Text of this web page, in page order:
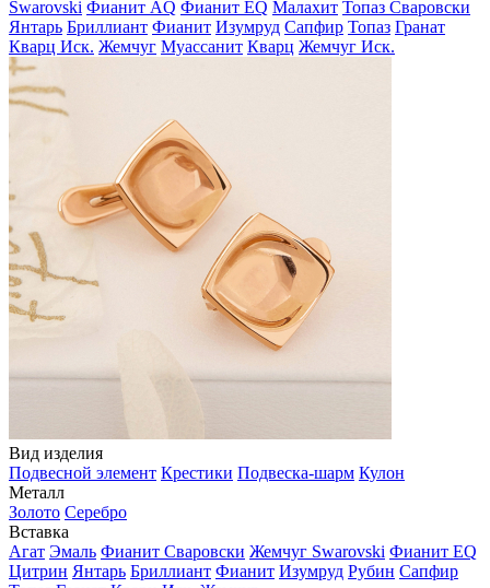
Swarovski Фианит AQ Фианит EQ Малахит Топаз Сваровски
Янтарь Бриллиант Фианит Изумруд Сапфир Топаз Гранат
Кварц Иск. Жемчуг Муассанит Кварц Жемчуг Иск.
Вид изделия
Подвесной элемент Крестики Подвеска-шарм Кулон
Металл
Золото Серебро
Вставка
Агат Эмаль Фианит Сваровски Жемчуг Swarovski Фианит EQ
Цитрин Янтарь Бриллиант Фианит Изумруд Рубин Сапфир